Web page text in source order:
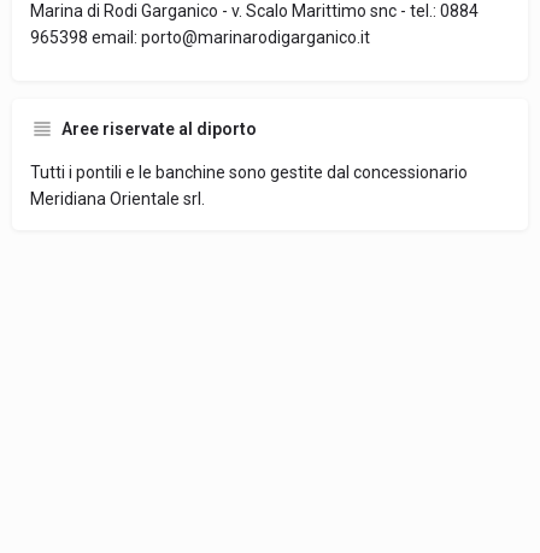
Marina di Rodi Garganico - v. Scalo Marittimo snc - tel.: 0884
965398 email: porto@marinarodigarganico.it
Aree riservate al diporto
Tutti i pontili e le banchine sono gestite dal concessionario
Meridiana Orientale srl.